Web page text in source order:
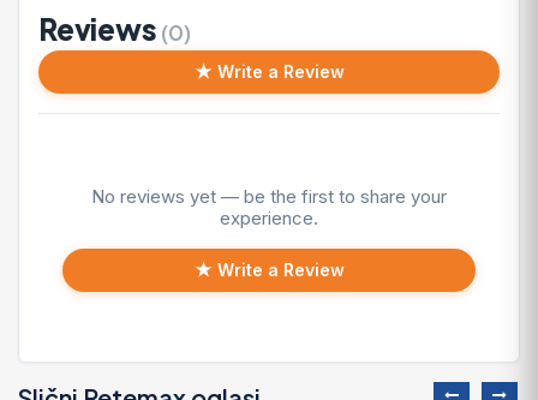
Reviews (0)
★ Write a Review
No reviews yet — be the first to share your
experience.
★ Write a Review